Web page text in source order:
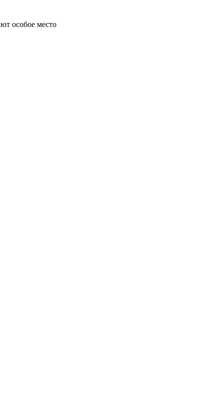
особое место